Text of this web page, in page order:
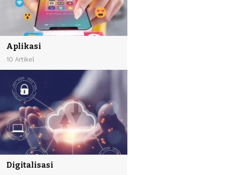
Aplikasi
10 Artikel
Digitalisasi